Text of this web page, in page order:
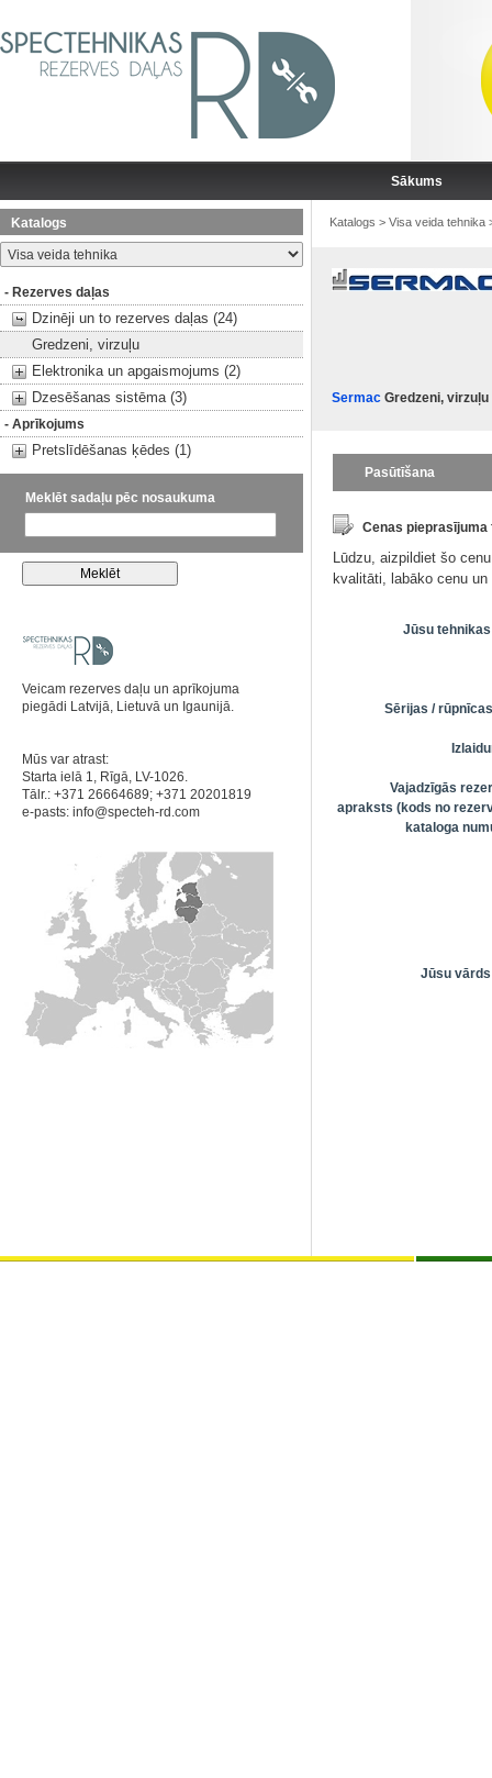
Sākums
Katalogs
- Rezerves daļas
Dzinēji un to rezerves daļas (24)
Gredzeni, virzuļu
Elektronika un apgaismojums (2)
Dzesēšanas sistēma (3)
- Aprīkojums
Pretslīdēšanas ķēdes (1)
Meklēt sadaļu pēc nosaukuma
Veicam rezerves daļu un aprīkojuma
piegādi Latvijā, Lietuvā un Igaunijā.
Mūs var atrast:
Starta ielā 1, Rīgā, LV-1026.
Tālr.: +371 26664689; +371 20201819
e-pasts: info@specteh-rd.com
Katalogs > Visa veida tehnika
Sermac Gredzeni, virzuļu
Pasūtīšana
Cenas pieprasījuma
Lūdzu, aizpildiet šo
kvalitāti, labāko cenu
Jūsu
Sērijas /
Vajadzīgās
apraksts (kods no
kataloga
Jūsu